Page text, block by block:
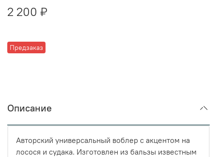
Предзаказ
2 200 ₽
Описание
Авторский универсальный воблер с акцентом на
лосося и судака. Изготовлен из бальзы известным